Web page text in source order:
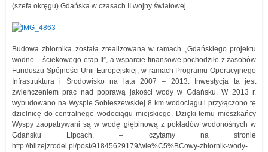
(szefa okręgu) Gdańska w czasach II wojny światowej.
Budowa zbiornika została zrealizowana w ramach „Gdańskiego projektu
wodno – ściekowego etap II”, a wsparcie finansowe pochodziło z zasobów
Funduszu Spójności Unii Europejskiej, w ramach Programu Operacyjnego
Infrastruktura i Środowisko na lata 2007 – 2013. Inwestycja ta jest
zwieńczeniem prac nad poprawą jakości wody w Gdańsku. W 2013 r.
wybudowano na Wyspie Sobieszewskiej 8 km wodociągu i przyłączono tę
dzielnicę do centralnego wodociągu miejskiego. Dzięki temu mieszkańcy
Wyspy zaopatrywani są w wodę głębinową z pokładów wodonośnych w
Gdańsku Lipcach. – czytamy na stronie
http://blizejzrodel.pl/post/91845629179/wie%C5%BCowy-zbiornik-wody-